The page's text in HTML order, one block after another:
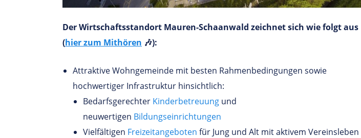
Der Wirtschaftsstandort Mauren-Schaanwald zeichnet sich wie folgt aus
(hier zum Mithören 🎶):
Attraktive Wohngemeinde mit besten Rahmenbedingungen sowie
hochwertiger Infrastruktur hinsichtlich:
Bedarfsgerechter Kinderbetreuung und
neuwertigen Bildungseinrichtungen
Vielfältigen Freizeitangeboten für Jung und Alt mit aktivem Vereinsleben